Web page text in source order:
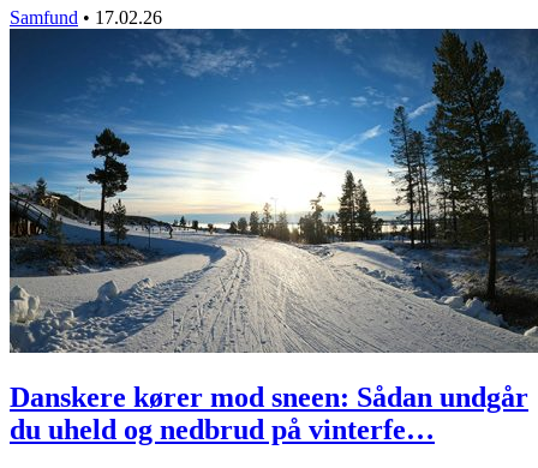
Samfund • 17.02.26
Danskere kører mod sneen: Sådan undgår
du uheld og nedbrud på vinterfe…